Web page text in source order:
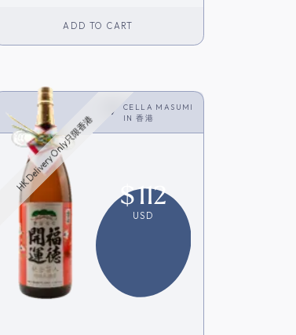
ADD TO CART
CELLA MASUMI
IN香港
HK Delivery Only只限香港
$112
USD